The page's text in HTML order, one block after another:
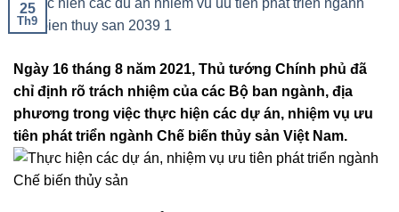
25
Th9
Ngày 16 tháng 8 năm 2021, Thủ tướng Chính phủ đã
chỉ định rõ trách nhiệm của các Bộ ban ngành, địa
phương trong việc thực hiện các dự án, nhiệm vụ ưu
tiên phát triển ngành Chế biến thủy sản Việt Nam.